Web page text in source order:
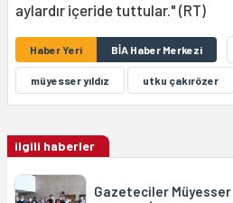
aylardır içeride tuttular." (RT)
Haber Yeri BİA Haber Merkezi
müyesser yıldız utku çakırözer
ilgili haberler
Gazeteciler Müyesser